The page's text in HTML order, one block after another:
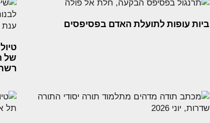
ביות עופות לתועלת האדם בפסיפסים
של